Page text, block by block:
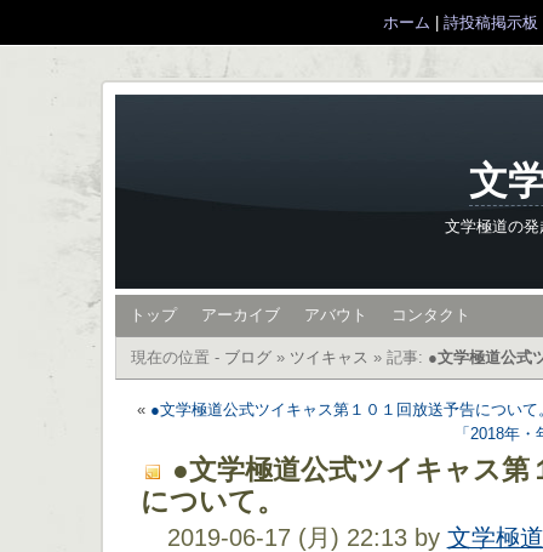
ホーム 詩投稿掲示板
文
文学極道の
トップ アーカイブ アバウト コンタクト
現在の位置 - ブログ » ツイキャス » 記事: ●文学極道公式
« ●文学極道公式ツイキャス第１０１回放送予告について
「2018年
●文学極道公式ツイキャス第
について。
2019-06-17 (月) 22:13 by 文学極